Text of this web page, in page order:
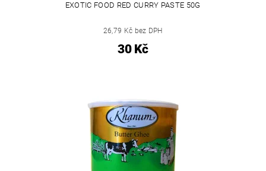
EXOTIC FOOD RED CURRY PASTE 50G
26,79 Kč bez DPH
30 Kč